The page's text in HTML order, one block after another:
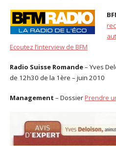
Ecoutez l’interview de BFM
Radio Suisse Romande– Yves
de 12h30 de la 1ère – juin 2010
Management – DossierPrendre